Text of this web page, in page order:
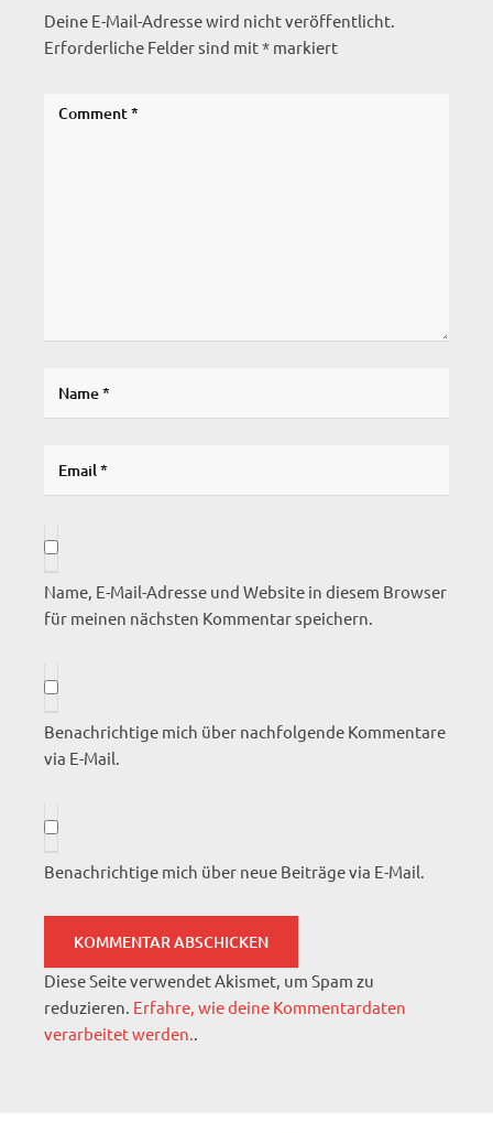
Deine E-Mail-Adresse wird nicht veröffentlicht.
Erforderliche Felder sind mit* markiert
Name, E-Mail-Adresse und Website in diesem Browser
für meinen nächsten Kommentar speichern.
Benachrichtige mich über nachfolgende Kommentare
via E-Mail.
Benachrichtige mich über neue Beiträge via E-Mail.
Diese Seite verwendet Akismet, um Spam zu
reduzieren. Erfahre, wie deine Kommentardaten
verarbeitet werden..